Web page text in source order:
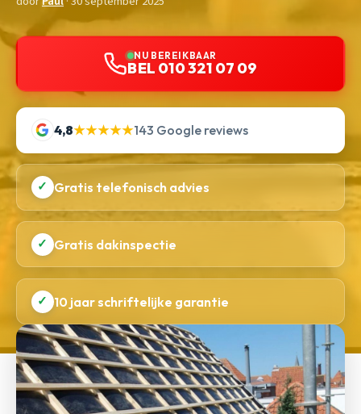
NU BEREIKBAAR
BEL 010 321 07 09
4,8★★★★★143 Google reviews
✓ Gratis telefonisch advies
✓ Gratis dakinspectie
✓ 10 jaar schriftelijke garantie